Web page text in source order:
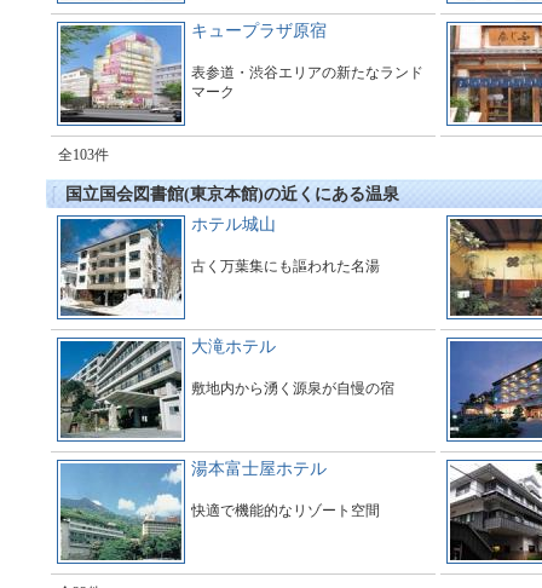
キュープラザ原宿
表参道・渋谷エリアの新たなランド
マーク
全103件
国立国会図書館(東京本館)の近くにある温泉
ホテル城山
古く万葉集にも謳われた名湯
大滝ホテル
敷地内から湧く源泉が自慢の宿
湯本富士屋ホテル
快適で機能的なリゾート空間